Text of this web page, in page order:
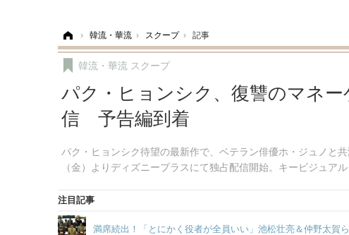
› 韓流・華流 › スクープ › 記事
パク・ヒョンシク、復讐のマネ
信 予告編到着
パク・ヒョンシク待望の最新作で、ベテラン俳優ホ・ジュノと
（金）よりディズニープラスにて独占配信開始。キービジュア
韓流・華流 スクープ
注目記事
満席続出！「とにかく役者が全員いい」池松壮亮＆仲野太賀